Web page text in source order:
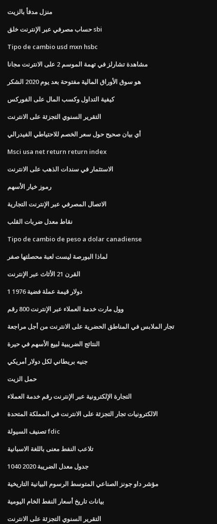
منزل مدفأ بالزيت
حساب مصرفي عبر الإنترنت خلق sbi
Tipo de cambio usd mxn hsbc
مشاهدة تشارلز في تهمة الموسم 2 على الانترنت مجانا
هو سوق الأوراق المالية مفتوحة بعد يوم 2020 الشكر
كيفية التداول وكسب المال على الفوركس
التقرير السنوي التجزئة على الانترنت
أي بيان صحيح حول سعر الخصم للاحتياطي الفيدرالي
Msci usa net return return index
الاستثمار في سندات الذهب على الانترنت
رموز خيار الأسهم
الاتصال المصرفي عبر الإنترنت التجارية
نقاط معدل ضربات القلب
Tipo de cambio de peso a dolar canadiense
لماذا البورصة ليست لعبة محصلتها صفر
القرن 21 الأثاث عبر الإنترنت
1 دولار قيمة عملة فضية 1976
وول مارت خدمة العملاء عبر الإنترنت 800 رقم
تجار الملابس في المناطق الحضرية على الانترنت من أجل مراجعة
النتائج الضريبية لبيع الأسهم في حيرة
جنيه بريطاني لكل دولار أمريكي
حمل الزيت
التجارة الإلكترونية عبر الإنترنت رقم خدمة العملاء
الالكترونيات تجار التجزئة على الانترنت في المملكة المتحدة
تصنيف السيولة fdic
تلاعب النفط معنى باللغة الاسبانية
1040 جدول معدل الضريبة 2020
مؤشر داو جونز الصناعي المتوسط ​​الرسوم البيانية التاريخية
بيانات تاريخ أسعار النفط الخام اليومية
التقرير السنوي التجزئة على الانترنت